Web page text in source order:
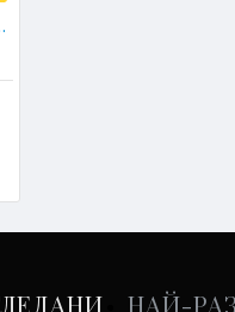
W204
НАЙ-